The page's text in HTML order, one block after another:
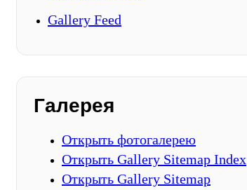
Gallery Feed
Галерея
Открыть фотогалерею
Открыть Gallery Sitemap Index
Открыть Gallery Sitemap